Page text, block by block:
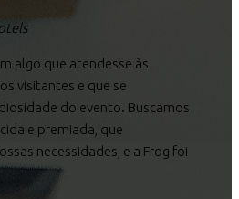
algo que atendesse às
visitantes e que se
do evento. Buscamos
e premiada, que
necessidades, e a Frog foi